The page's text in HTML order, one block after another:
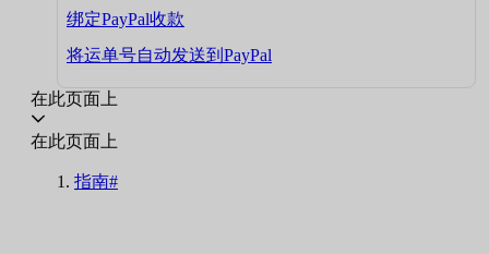
绑定PayPal收款
将运单号自动发送到PayPal
在此页面上
在此页面上
指南#